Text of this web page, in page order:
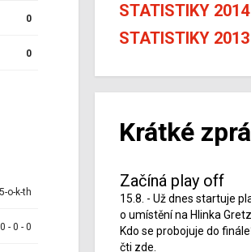
0
0
o-k-th
- 0 - 0
STATISTIKY 2014
STATISTIKY 2013
Krátké
Začíná play off
15.8. - Už dnes startuje
o umístění na Hlinka
Kdo se probojuje do
čti zde